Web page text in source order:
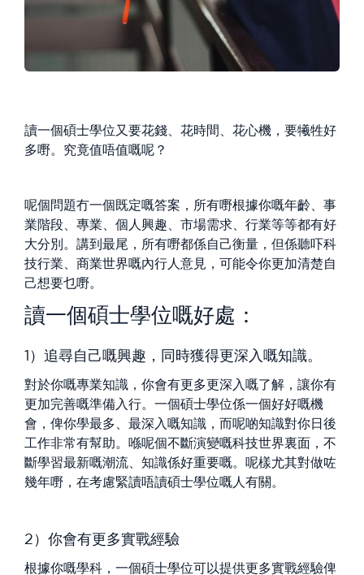
讀一個碩士學位又要花錢、花時間、花心機，要犧牲好
多嘢。究竟值唔值嘅呢？
呢個問題冇一個既定嘅答案，所有嘢根據你嘅年齡、事
業階段、專業、個人興趣、市場需求、行業等等都有好
大分別。講到最尾，所有嘢都係自己衡量，但係聽吓科
技行業、商業世界嘅內行人意見，可能令你更加清楚自
己想要乜嘢。
讀一個碩士學位嘅好處：
1）追尋自己嘅興趣，同時獲得更深入嘅知識。
對於你嘅專業知識，你會有更多更深入嘅了解，讓你有
更加完善嘅準備入行。一個碩士學位係一個好好嘅機
會，俾你學最多、最深入嘅知識，而呢啲知識對你日後
工作非常有幫助。喺呢個不斷演變嘅科技世界裏面，不
斷學習最新嘅潮流、知識係好重要嘅。呢樣尤其對做咗
幾年嘢，在考慮緊讀唔讀碩士學位嘅人有關。
2）你會有更多實戰經驗
根據你嘅學科，一個碩士學位可以提供更多實戰經驗俾